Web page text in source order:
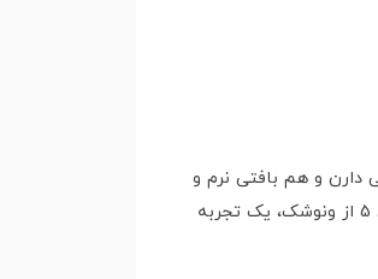
دارن و هم بافتی نرم و
خوشمزه. علاوه بر این، طراحی های کیک ما با دقت انجام می شه تا هیچ جزئیاتی از قلم نیفته. شما می تونید مطمئن باشید که هر کیک تولد عدد 5 از ونوشک، یک تجربه